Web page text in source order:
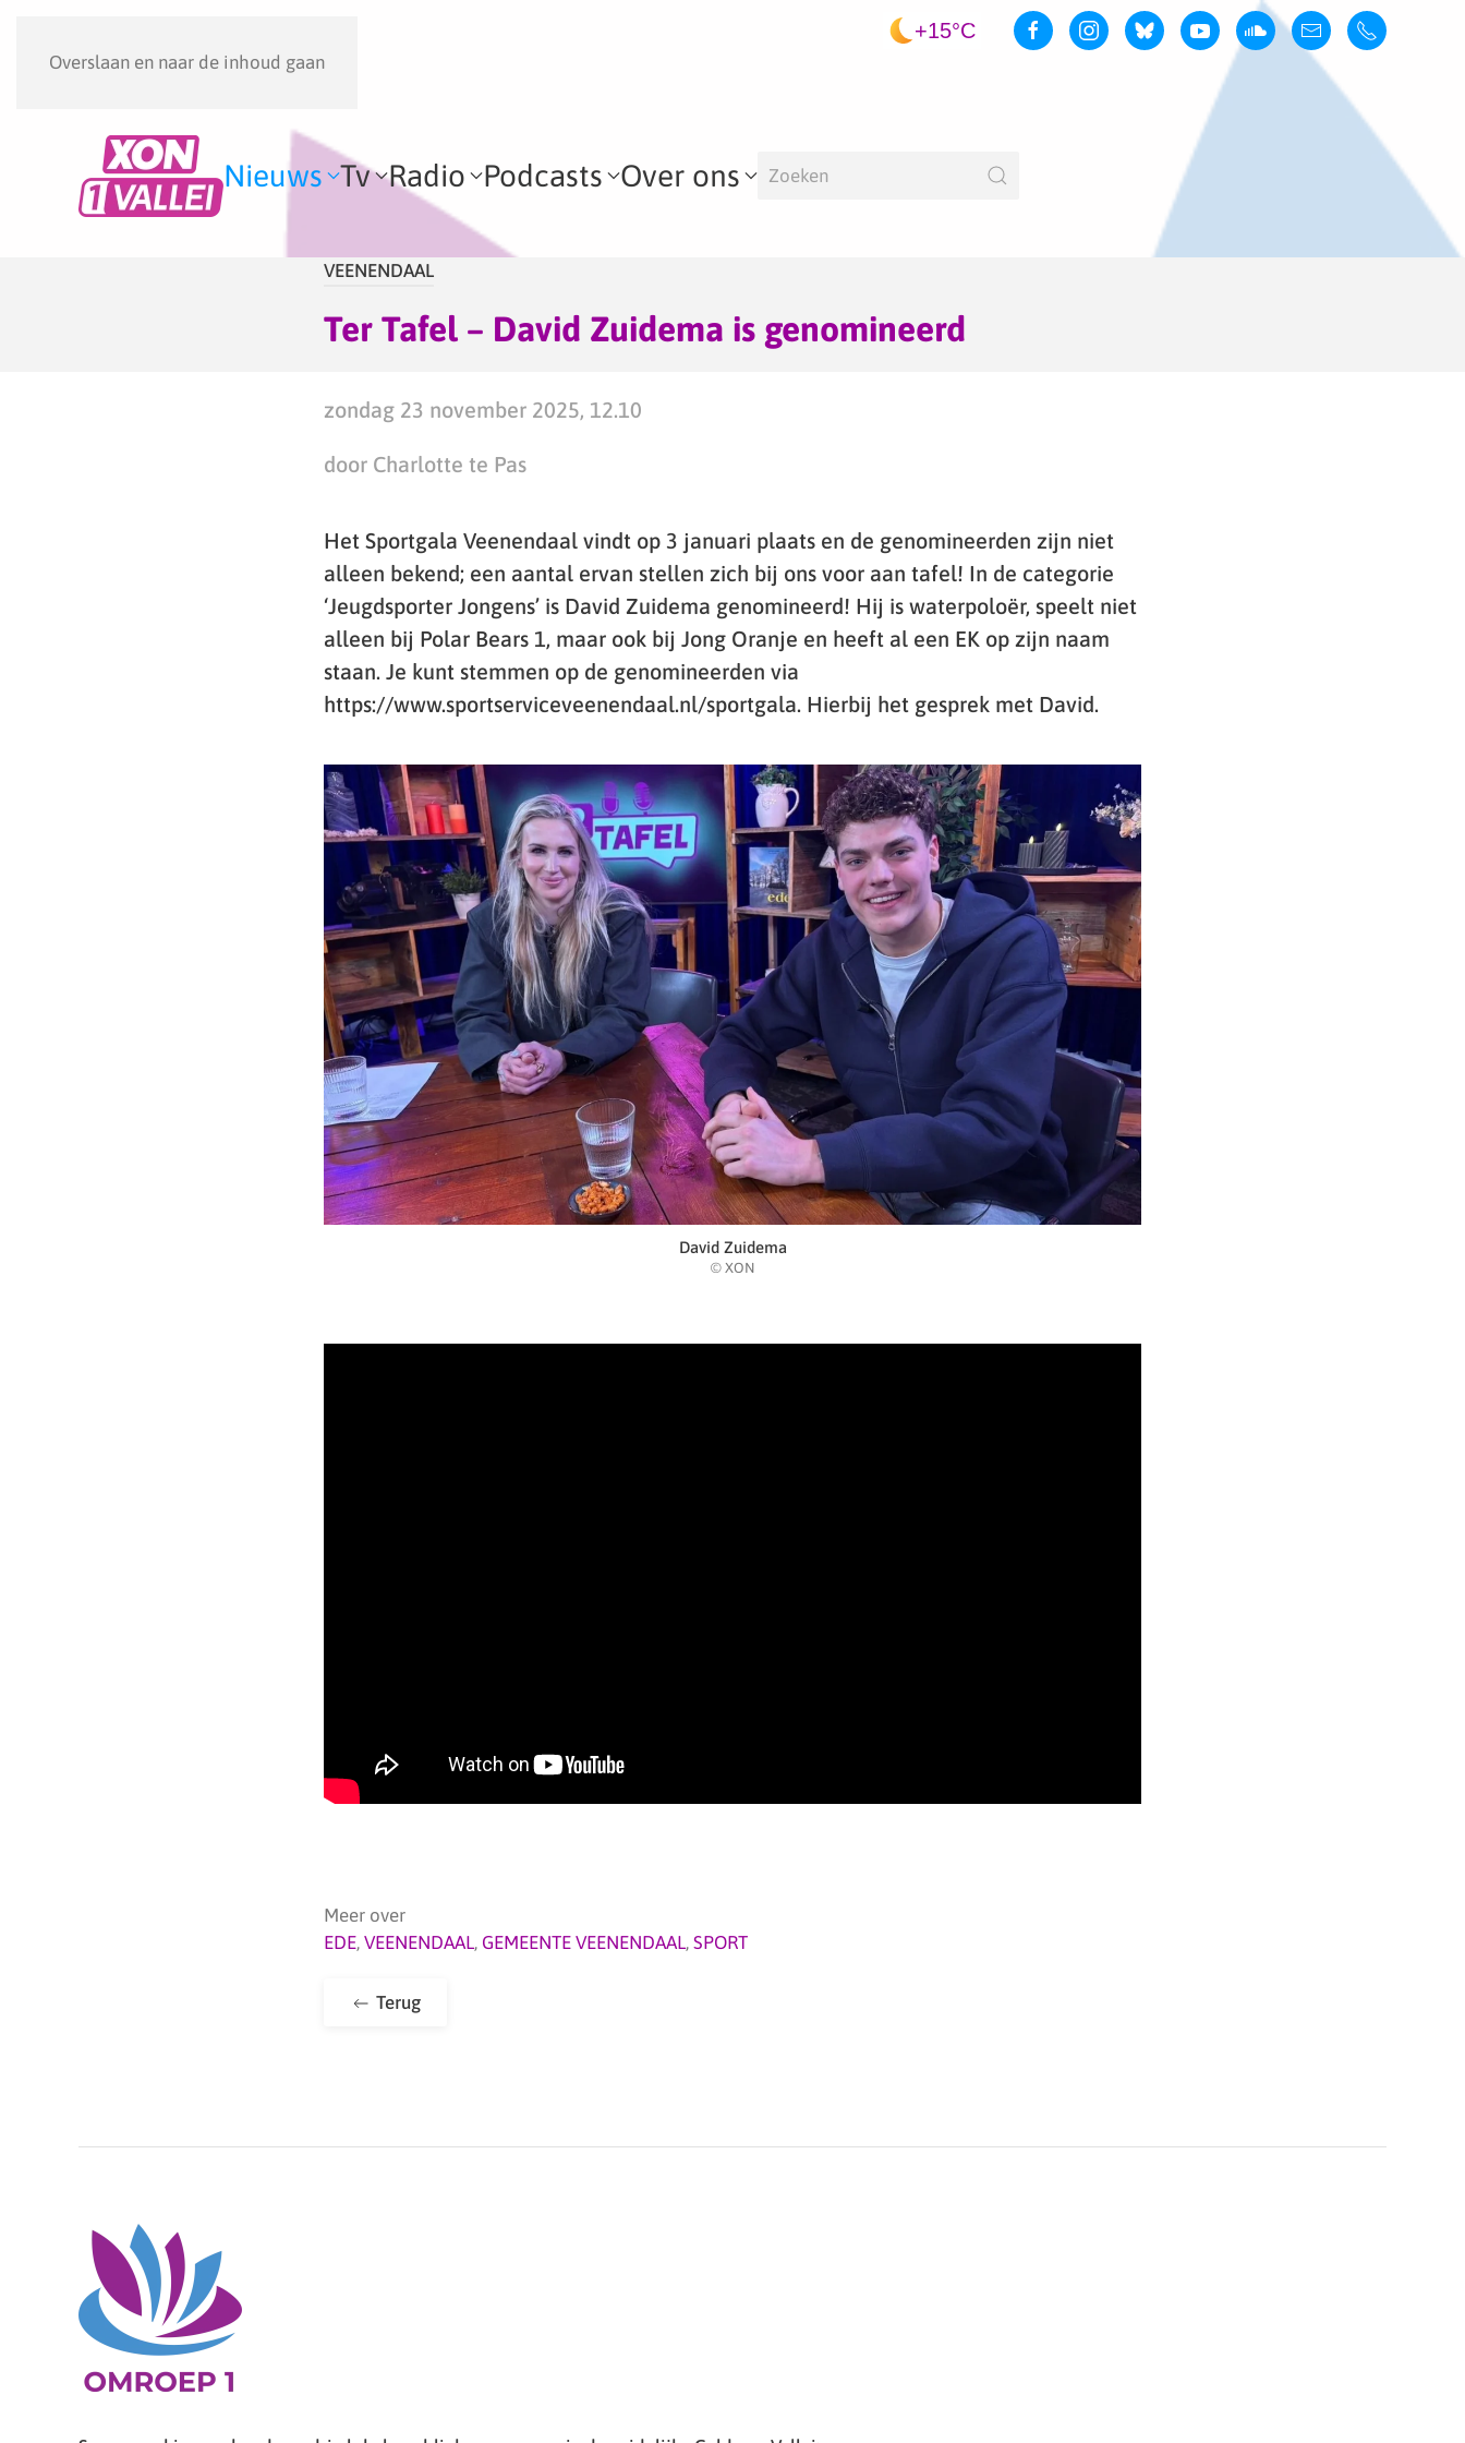
Overslaan en naar de inhoud gaan
+15°C
Nieuws Tv Radio Podcasts Over ons
VEENENDAAL
Ter Tafel – David Zuidema is genomineerd
zondag 23 november 2025, 12.10
door Charlotte te Pas
Het Sportgala Veenendaal vindt op 3 januari plaats en de genomineerden zijn niet
alleen bekend; een aantal ervan stellen zich bij ons voor aan tafel! In de categorie
‘Jeugdsporter Jongens’ is David Zuidema genomineerd! Hij is waterpoloër, speelt niet
alleen bij Polar Bears 1, maar ook bij Jong Oranje en heeft al een EK op zijn naam
staan. Je kunt stemmen op de genomineerden via
https://www.sportserviceveenendaal.nl/sportgala. Hierbij het gesprek met David.
David Zuidema
© XON
Meer over
EDE, VEENENDAAL, GEMEENTE VEENENDAAL, SPORT
Terug